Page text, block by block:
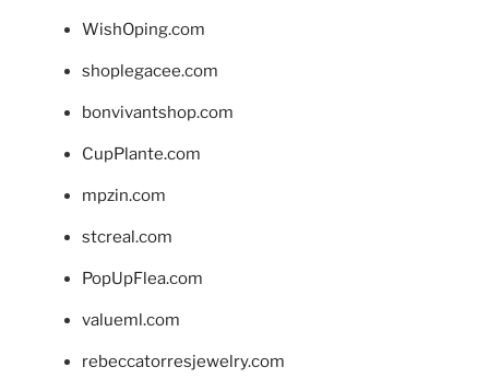
WishOping.com
shoplegacee.com
bonvivantshop.com
CupPlante.com
mpzin.com
stcreal.com
PopUpFlea.com
valueml.com
rebeccatorresjewelry.com